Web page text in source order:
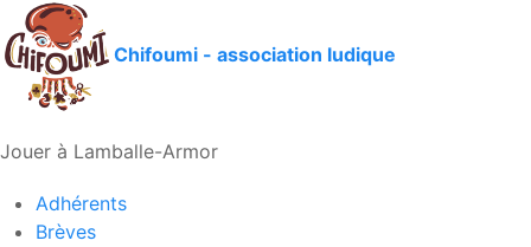
Chifoumi - association ludique
Jouer à Lamballe-Armor
Adhérents
Brèves